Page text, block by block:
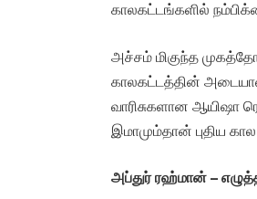
காலகட்டங்களில்
அச்சம் மிகுந்த
காலகட்டத்தின்
வாரிசுகளான ஆயிஷா
இமாமும்தான் புதிய
அப்துர் ரஹ்மான் –